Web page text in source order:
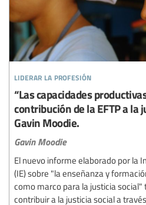
liderar la profesión
“Las capacidades
contribución de la EFTP a la
Gavin Moodie.
Gavin Moodie
El nuevo informe elaborado por la
(IE) sobre "la enseñanza y
como marco para la justicia
contribuir a la justicia social a